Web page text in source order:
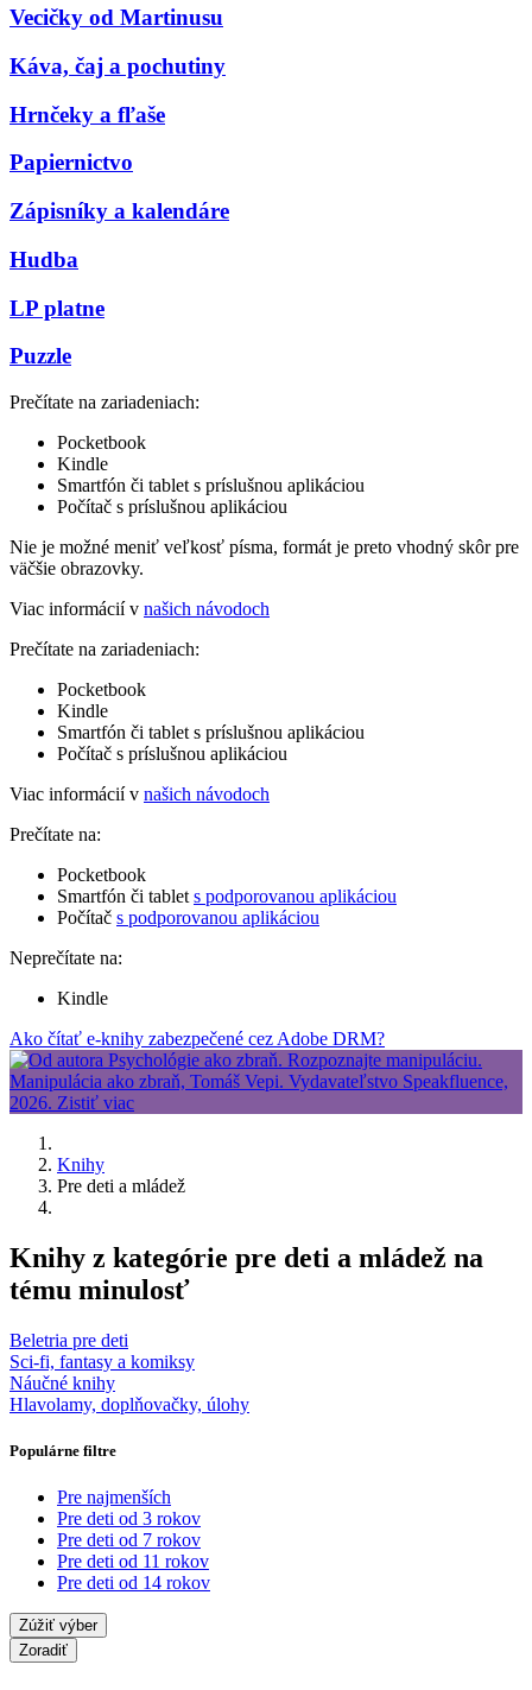
Vecičky od Martinusu
Káva, čaj a pochutiny
Hrnčeky a fľaše
Papiernictvo
Zápisníky a kalendáre
Hudba
LP platne
Puzzle
Prečítate na zariadeniach:
Pocketbook
Kindle
Smartfón či tablet s príslušnou aplikáciou
Počítač s príslušnou aplikáciou
Nie je možné meniť veľkosť písma, formát je preto vhodný skôr pre
väčšie obrazovky.
Viac informácií v našich návodoch
Prečítate na zariadeniach:
Pocketbook
Kindle
Smartfón či tablet s príslušnou aplikáciou
Počítač s príslušnou aplikáciou
Viac informácií v našich návodoch
Prečítate na:
Pocketbook
Smartfón či tablet s podporovanou aplikáciou
Počítač s podporovanou aplikáciou
Neprečítate na:
Kindle
Ako čítať e-knihy zabezpečené cez Adobe DRM?
Knihy
Pre deti a mládež
Knihy z kategórie pre deti a mládež na
tému minulosť
Beletria pre deti
Sci-fi, fantasy a komiksy
Náučné knihy
Hlavolamy, doplňovačky, úlohy
Populárne filtre
Pre najmenších
Pre deti od 3 rokov
Pre deti od 7 rokov
Pre deti od 11 rokov
Pre deti od 14 rokov
Zúžiť výber
Zoradiť